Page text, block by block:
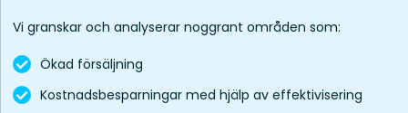
Vi granskar och analyserar noggrant områden som:
Ökad försäljning
Kostnadsbesparningar med hjälp av effektivisering